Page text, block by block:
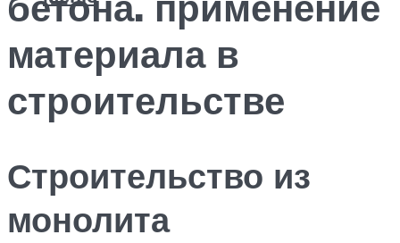
материала в
строительстве
Строительство из
монолита